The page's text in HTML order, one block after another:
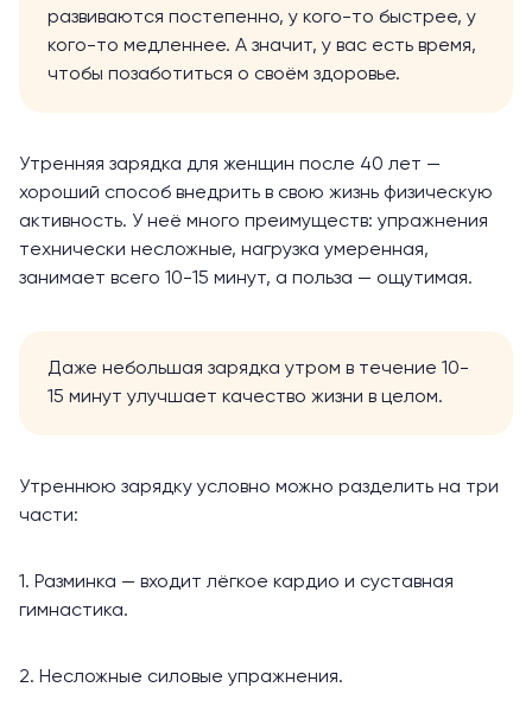
развиваются постепенно, у кого-то быстрее, у
кого-то медленнее. А значит, у вас есть время,
чтобы позаботиться о своём здоровье.
Утренняя зарядка для женщин после 40 лет —
хороший способ внедрить в свою жизнь физическую
активность. У неё много преимуществ: упражнения
технически несложные, нагрузка умеренная,
занимает всего 10-15 минут, а польза — ощутимая.
Даже небольшая зарядка утром в течение 10-
15 минут улучшает качество жизни в целом.
Утреннюю зарядку условно можно разделить на три
части:
1. Разминка — входит лёгкое кардио и суставная
гимнастика.
2. Несложные силовые упражнения.